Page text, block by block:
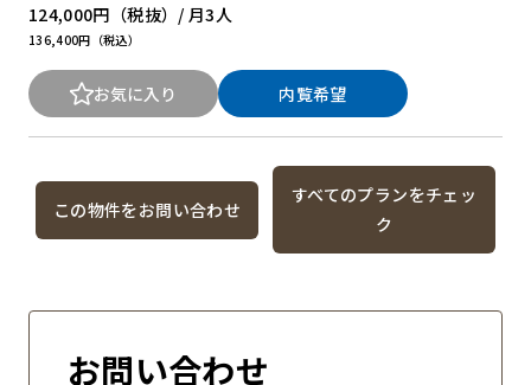
124,000円 （税抜）/ 月
136,400円（税込）
3人
お気に入り 内覧希望
この物件をお問い合わせ
すべてのプランをチェッ
ク
お問い合わせ